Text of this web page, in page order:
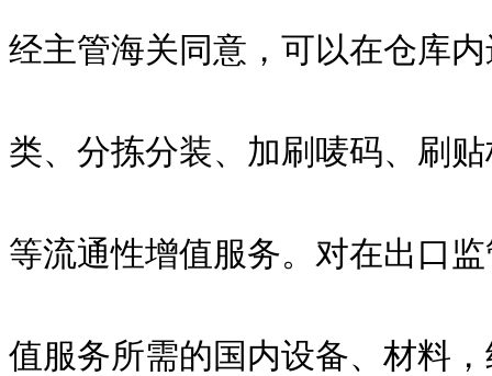
经主管海关同意，可以在仓库
类、分拣分装、加刷唛码、刷
等流通性增值服务。对在出口
值服务所需的国内设备、材料